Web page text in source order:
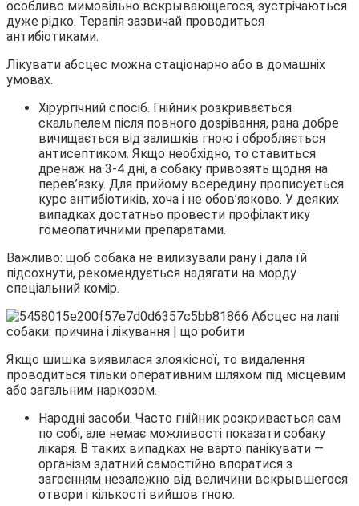
особливо мимовільно вскрывающегося, зустрічаються
дуже рідко. Терапія зазвичай проводиться
антибіотиками.
Лікувати абсцес можна стаціонарно або в домашніх
умовах.
Хірургічний спосіб. Гнійник розкривається
скальпелем після повного дозрівання, рана добре
вичищається від залишків гною і обробляється
антисептиком. Якщо необхідно, то ставиться
дренаж на 3-4 дні, а собаку привозять щодня на
перев’язку. Для прийому всередину прописується
курс антибіотиків, хоча і не обов’язково. У деяких
випадках достатньо провести профілактику
гомеопатичними препаратами.
Важливо: щоб собака не вилизували рану і дала їй
підсохнути, рекомендується надягати на морду
спеціальний комір.
Якщо шишка виявилася злоякісної, то видалення
проводиться тільки оперативним шляхом під місцевим
або загальним наркозом.
Народні засоби. Часто гнійник розкривається сам
по собі, але немає можливості показати собаку
лікаря. В таких випадках не варто панікувати —
організм здатний самостійно впоратися з
загоєнням незалежно від величини вскрывшегося
отвори і кількості вийшов гною.